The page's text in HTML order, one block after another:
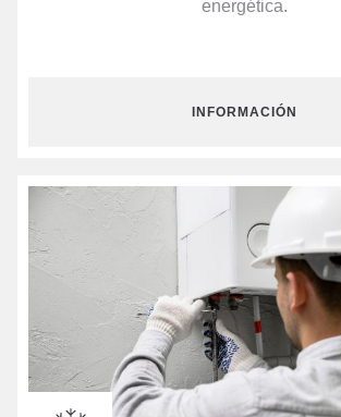
energética.
INFORMACIÓN